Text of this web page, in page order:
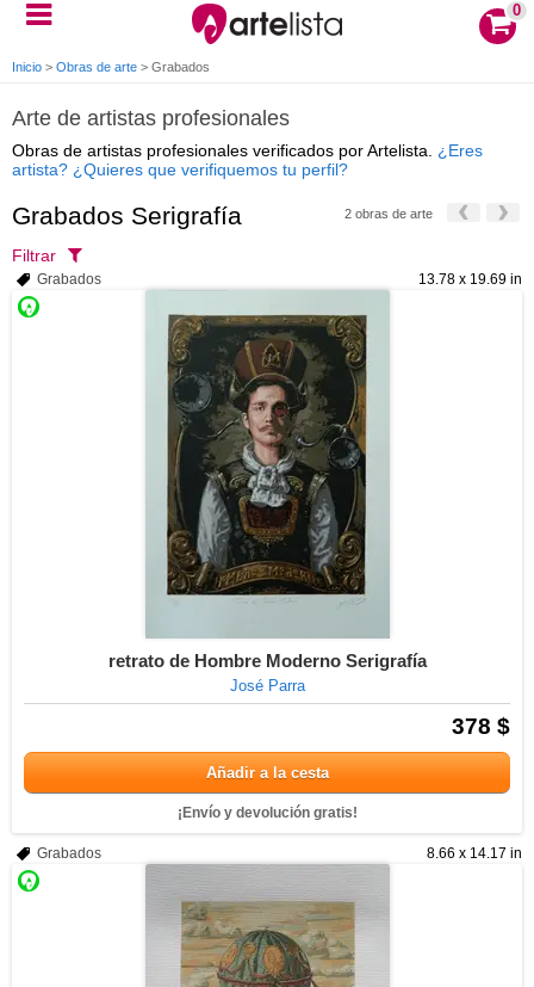
0
Inicio > Obras de arte > Grabados
Arte de artistas profesionales
Obras de artistas profesionales verificados por Artelista. ¿Eres
artista? ¿Quieres que verifiquemos tu perfil?
Grabados Serigrafía 2 obras de arte
Filtrar
13.78 x 19.69 in
Grabados
retrato de Hombre Moderno Serigrafía
José Parra
378 $
Añadir a la cesta
¡Envío y devolución gratis!
8.66 x 14.17 in
Grabados